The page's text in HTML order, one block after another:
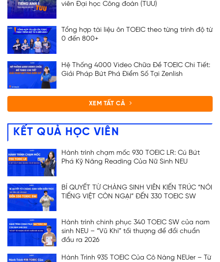
viên Đại học Công đoàn (TUU)
Tổng hợp tài liệu ôn TOEIC theo từng trình độ từ
0 đến 800+
Hệ Thống 4000 Video Chữa Đề TOEIC Chi Tiết:
Giải Pháp Bứt Phá Điểm Số Tại Zenlish
XEM TẤT CẢ
KẾT QUẢ HỌC VIÊN
Hành trình chạm mốc 930 TOEIC LR: Cú Bứt
Phá Kỹ Năng Reading Của Nữ Sinh NEU
BÍ QUYẾT TỪ CHÀNG SINH VIÊN KIẾN TRÚC “NÓI
TIẾNG VIỆT CÒN NGẠI” ĐẾN 330 TOEIC SW
Hành trình chinh phục 340 TOEIC SW của nam
sinh NEU – “Vũ Khí” tối thượng để đổi chuẩn
đầu ra 2026
Hành Trình 935 TOEIC Của Cô Nàng NEUer – Từ